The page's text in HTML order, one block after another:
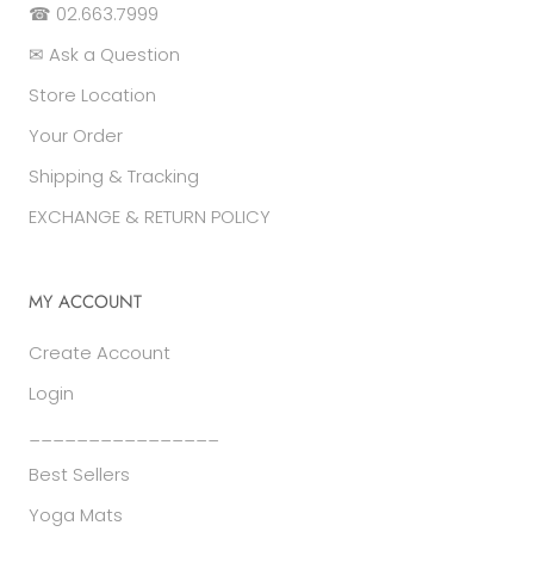
☎ 02.663.7999
✉ Ask a Question
Store Location
Your Order
Shipping & Tracking
EXCHANGE & RETURN POLICY
MY ACCOUNT
Create Account
Login
________________
Best Sellers
Yoga Mats